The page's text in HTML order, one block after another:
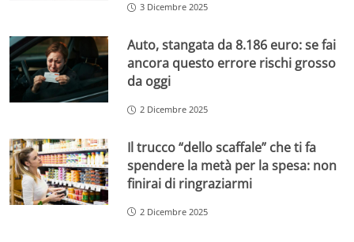
3 Dicembre 2025
Auto, stangata da 8.186 euro: se fai
ancora questo errore rischi grosso
da oggi
2 Dicembre 2025
Il trucco “dello scaffale” che ti fa
spendere la metà per la spesa: non
finirai di ringraziarmi
2 Dicembre 2025